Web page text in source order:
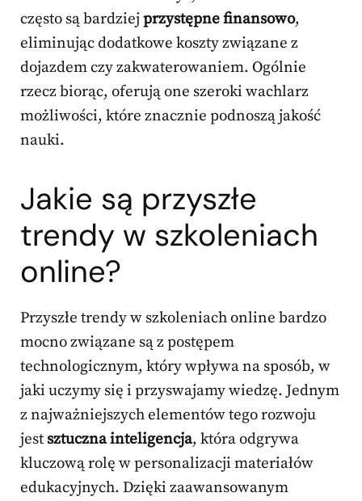
często są bardziejprzystępne finansowo,
eliminując dodatkowe koszty związane z
dojazdem czy zakwaterowaniem. Ogólnie
rzecz biorąc, oferują one szeroki wachlarz
możliwości, które znacznie podnoszą jakość
nauki.
Jakie są przyszłe
trendy w szkoleniach
online?
Przyszłe trendy w szkoleniach online bardzo
mocno związane są z postępem
technologicznym, który wpływa na sposób, w
jaki uczymy się i przyswajamy wiedzę. Jednym
z najważniejszych elementów tego rozwoju
jest sztuczna inteligencja, która odgrywa
kluczową rolę w personalizacji materiałów
edukacyjnych. Dzięki zaawansowanym